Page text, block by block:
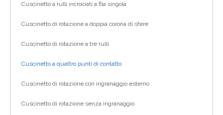
Cuscinetto a rulli incrociati a fila singola
Cuscinetto di rotazione a doppia corona di sfere
Cuscinetto di rotazione a tre rulli
Cuscinetto a quattro punti di contatto
Cuscinetto di rotazione con ingranaggio esterno
Cuscinetto di rotazione senza ingranaggio